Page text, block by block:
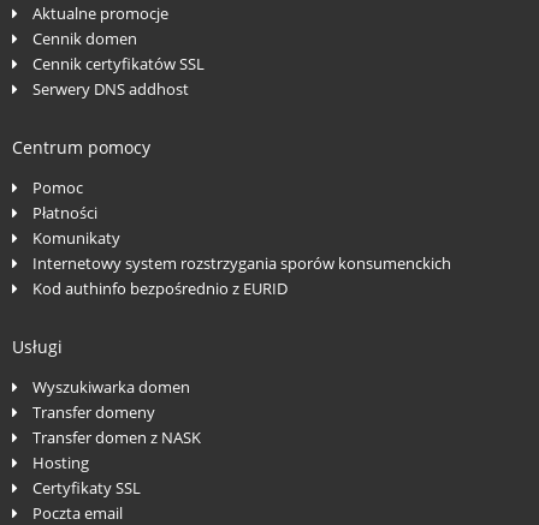
Aktualne promocje
Cennik domen
Cennik certyfikatów SSL
Serwery DNS addhost
Centrum pomocy
Pomoc
Płatności
Komunikaty
Internetowy system rozstrzygania sporów konsumenckich
Kod authinfo bezpośrednio z EURID
Usługi
Wyszukiwarka domen
Transfer domeny
Transfer domen z NASK
Hosting
Certyfikaty SSL
Poczta email